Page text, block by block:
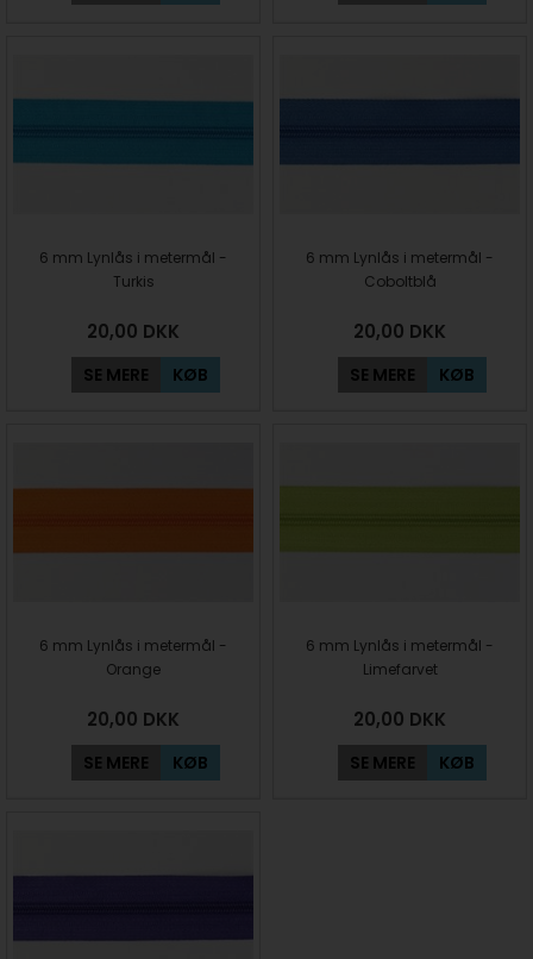
6 mm Lynlås i metermål -
Turkis
20,00 DKK
SE MERE KØB
6 mm Lynlås i metermål -
Coboltblå
20,00 DKK
SE MERE KØB
6 mm Lynlås i metermål -
Orange
20,00 DKK
SE MERE KØB
6 mm Lynlås i metermål -
Limefarvet
20,00 DKK
SE MERE KØB